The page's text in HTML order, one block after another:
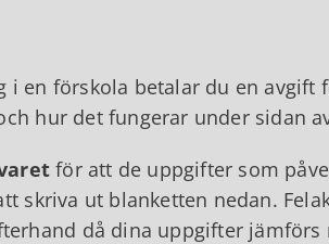
i en förskola betalar du en avgift
hur det fungerar under sidan
för att de uppgifter som
skriva ut blanketten nedan.
då dina uppgifter